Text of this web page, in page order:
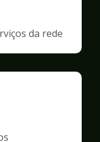
da rede